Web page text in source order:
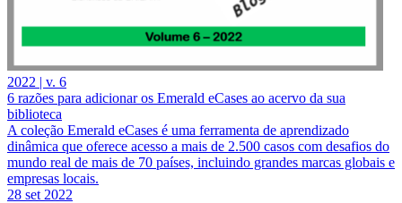
2022 | v. 6
6 razões para adicionar os Emerald eCases ao acervo da sua
biblioteca
A coleção Emerald eCases é uma ferramenta de aprendizado
dinâmica que oferece acesso a mais de 2.500 casos com desafios do
mundo real de mais de 70 países, incluindo grandes marcas globais e
empresas locais.
28 set 2022